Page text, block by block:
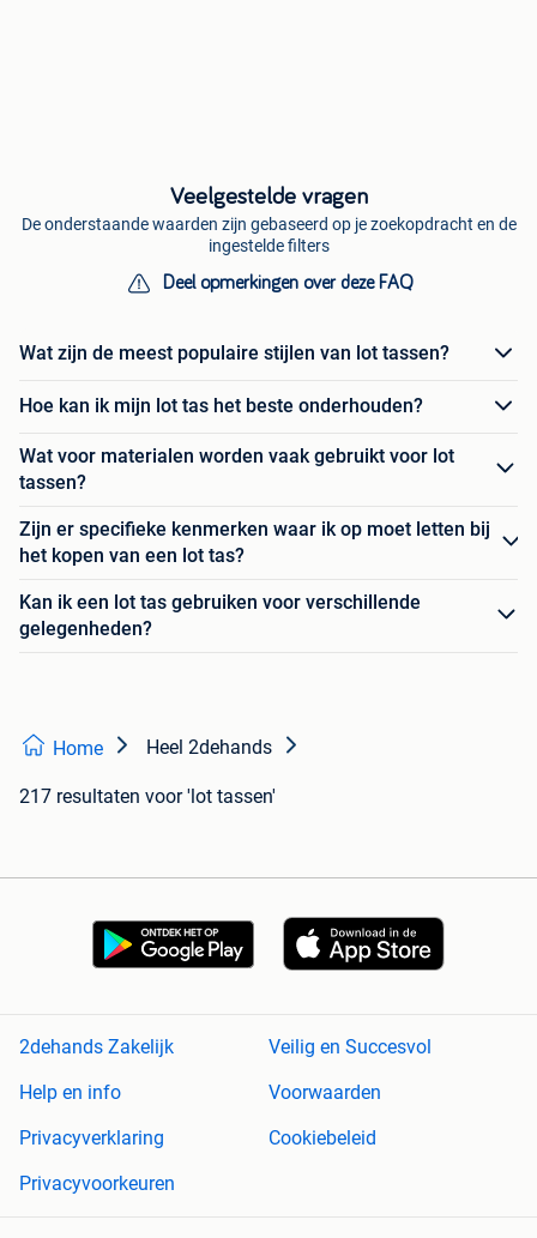
Veelgestelde vragen
De onderstaande waarden zijn gebaseerd op je zoekopdracht en de
ingestelde filters
Deel opmerkingen over deze FAQ
Wat zijn de meest populaire stijlen van lot tassen?
Hoe kan ik mijn lot tas het beste onderhouden?
Wat voor materialen worden vaak gebruikt voor lot
tassen?
Zijn er specifieke kenmerken waar ik op moet letten bij
het kopen van een lot tas?
Kan ik een lot tas gebruiken voor verschillende
gelegenheden?
Home Heel 2dehands
217 resultaten voor 'lot tassen'
2dehands Zakelijk
Veilig en Succesvol
Help en info
Voorwaarden
Privacyverklaring
Cookiebeleid
Privacyvoorkeuren